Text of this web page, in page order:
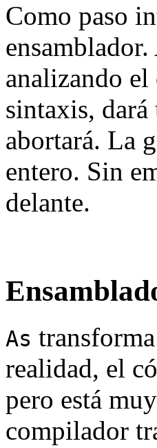
Como paso
analizando
sintaxis,
abortará. La
entero. Sin
delante.
As
realidad, el
pero está
compilador